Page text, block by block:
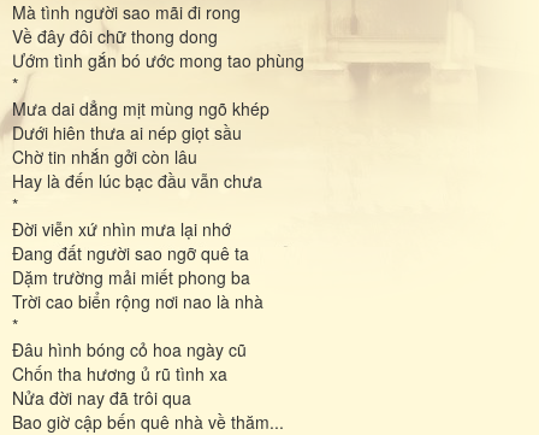
Mà tình người sao mãi đi rong
Về đây đôi chữ thong dong
Ướm tình gắn bó ước mong tao phùng
*
Mưa dai dẳng mịt mùng ngõ khép
Dưới hiên thưa ai nép giọt sầu
Chờ tin nhắn gởi còn lâu
Hay là đến lúc bạc đầu vẫn chưa
*
Đời viễn xứ nhìn mưa lại nhớ
Đang đất người sao ngỡ quê ta
Dặm trường mải miết phong ba
Trời cao biển rộng nơi nao là nhà
*
Đâu hình bóng cỏ hoa ngày cũ
Chốn tha hương ủ rũ tình xa
Nửa đời nay đã trôi qua
Bao giờ cập bến quê nhà về thăm...